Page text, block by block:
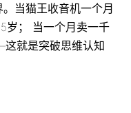
当猫王收音机一个月
岁； 当一个月卖一千
就是突破思维认知